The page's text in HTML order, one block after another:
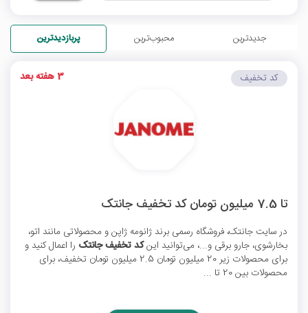
جدیدترین محبوب‌ترین پربازدیدترین
تا 7.5 میلیون تومان کد تخفیف جانتک
در سایت جانتک، فروشگاه رسمی برند ژانومه ژاپن و محصولاتی مانند اتو،
بخارشوی، جارو برقی و...، می‌توانید اینکد تخفیف جانتک را اعمال کنید و
برای محصولات زیر 20 میلیون تومان 2.5 میلیون تومان تخفیف، برای
محصولات بین 20 تا ...
کد تخفیف 3 هفته بعد